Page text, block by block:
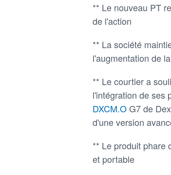
** Le nouveau PT
de l'action
** La société
l'augmentation de
** Le courtier a
l'intégration de ses
DXCM.OG7 de
d'une version
** Le produit phare
et portable